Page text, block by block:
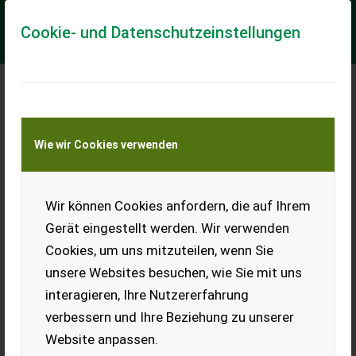
Cookie- und Datenschutzeinstellungen
Wie wir Cookies verwenden
Wir können Cookies anfordern, die auf Ihrem
Gerät eingestellt werden. Wir verwenden
Cookies, um uns mitzuteilen, wenn Sie
unsere Websites besuchen, wie Sie mit uns
interagieren, Ihre Nutzererfahrung
verbessern und Ihre Beziehung zu unserer
Website anpassen.
Meine Transportkostenanfrage
Transport von Land- und Baumaschinen –
KEINE Tiertransporte
Sonstige WC 42 Flishugger
== Flere oplysninger (DK) == Stammediameter mm: 100 Er til
salg: Til salg nu Fabriksny DK-Tec WC-42 flishugger til max
10cm stammer. Vi har dem på...
EUR 1.606 MwSt nicht ausweisbar